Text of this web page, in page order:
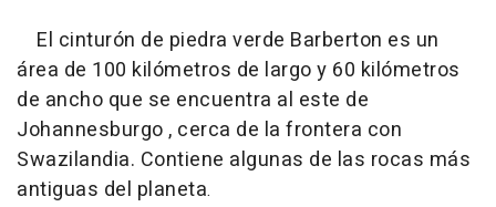
El cinturón de piedra verde Barberton es un
área de 100 kilómetros de largo y 60 kilómetros
de ancho que se encuentra al este de
Johannesburgo , cerca de la frontera con
Swazilandia. Contiene algunas de las rocas más
antiguas del planeta.